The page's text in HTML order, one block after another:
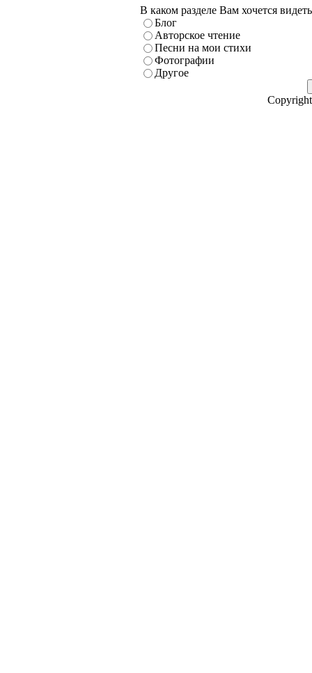
В каком разделе Вам хочется
Блог
Авторское чтение
Песни на мои стихи
Фотографии
Другое